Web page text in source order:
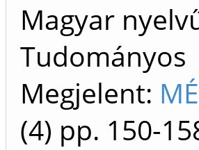
Magyar
Tudományos
Megjelent:
(4) pp. 150-